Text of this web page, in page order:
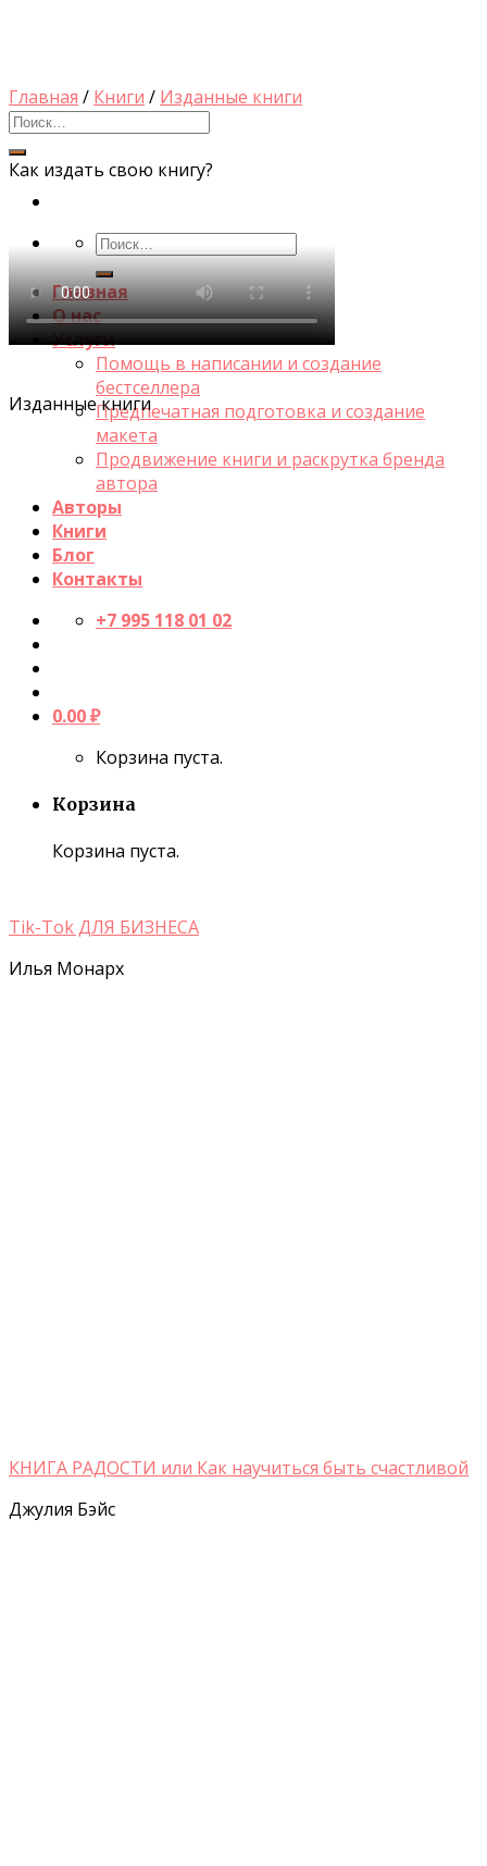
Искать:
Главная
О нас
Услуги
Помощь в написании и создание
бестселлера
Предпечатная подготовка и создание
макета
Продвижение книги и раскрутка бренда
автора
Авторы
Книги
Блог
Контакты
+7 995 118 01 02
0.00₽
Корзина пуста.
Корзина
Корзина пуста.
Главная / Книги / Изданные книги
Как издать свою книгу?
Изданные книги
Tik-Tok ДЛЯ БИЗНЕСА
Илья Монарх
КНИГА РАДОСТИ или Как научиться быть счастливой
Джулия Бэйс